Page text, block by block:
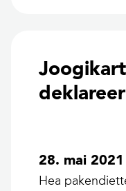
28. mai 2021
Hea